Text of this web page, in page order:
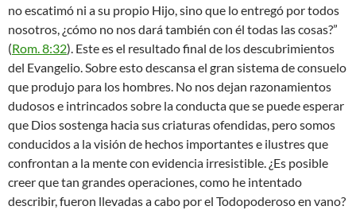
no escatimó ni a su propio Hijo, sino que lo entregó por todos
nosotros, ¿cómo no nos dará también con él todas las cosas?”
(Rom. 8:32). Este es el resultado final de los descubrimientos
del Evangelio. Sobre esto descansa el gran sistema de consuelo
que produjo para los hombres. No nos dejan razonamientos
dudosos e intrincados sobre la conducta que se puede esperar
que Dios sostenga hacia sus criaturas ofendidas, pero somos
conducidos a la visión de hechos importantes e ilustres que
confrontan a la mente con evidencia irresistible. ¿Es posible
creer que tan grandes operaciones, como he intentado
describir, fueron llevadas a cabo por el Todopoderoso en vano?